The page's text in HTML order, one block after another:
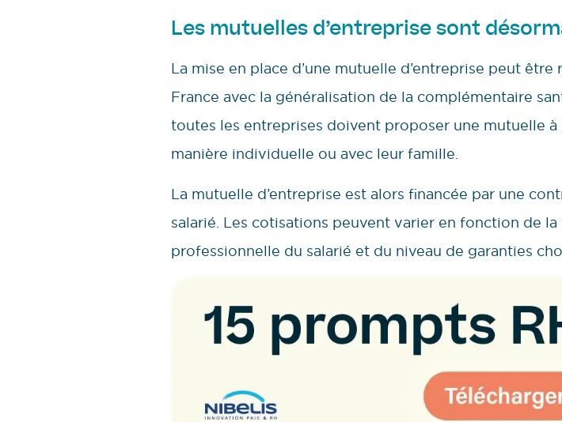
Les mutuelles d’entreprise sont
La mise en place d’une mutuelle d’entreprise peut
France avec la généralisation de la complémentaire
toutes les entreprises doivent proposer une mutuelle
manière individuelle ou avec leur famille.
La mutuelle d’entreprise est alors financée par une
salarié. Les cotisations peuvent varier en fonction de
professionnelle du salarié et du niveau de garanties